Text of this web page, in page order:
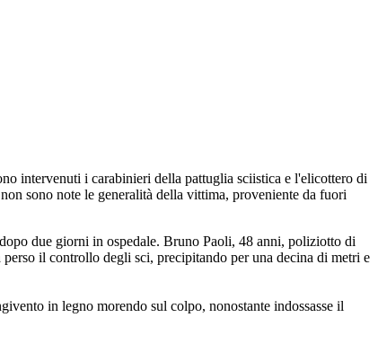
intervenuti i carabinieri della pattuglia sciistica e l'elicottero di
sono note le generalità della vittima, proveniente da fuori
due giorni in ospedale. Bruno Paoli, 48 anni, poliziotto di
il controllo degli sci, precipitando per una decina di metri e
in legno morendo sul colpo, nonostante indossasse il